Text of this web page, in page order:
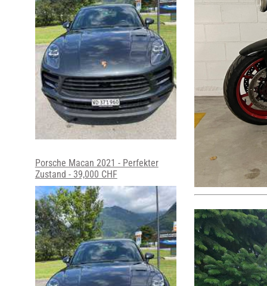
Porsche Macan 2021 - Perfekter
Zustand - 39,000 CHF